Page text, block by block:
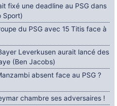
fixé une deadline au PSG dans
Sport)
du PSG avec 15 Titis face à
Leverkusen aurait lancé des
(Ben Jacobs)
absent face au PSG ?
chambre ses adversaires !